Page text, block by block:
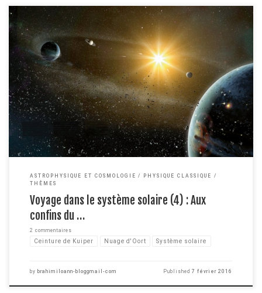
C'est reparti pour la dernière partie de notre voyage dans le système
solaire, après avoir exploré les planètes qui le composent en passant par
la ceinture d'astéroïdes, nous allons faire la connaissance de ce que l'on
peut trouver au delà de Neptune. Les planètes naines transneptuniennes Ce
sont toutes les […]
ASTROPHYSIQUE ET COSMOLOGIE
PHYSIQUE CLASSIQUE
THÈMES
Voyage dans le système solaire (4) : Aux
confins du …
2 commentaires
Ceinture de Kuiper Nuage d'Oort Système solaire
by brahimiloann-bloggmail-com Published7 février 2016